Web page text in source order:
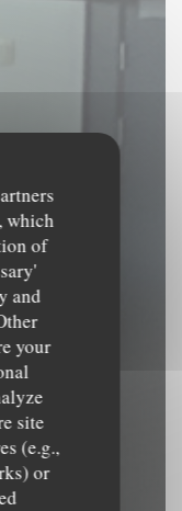
which
of
and
your
site
(e.g.,
or